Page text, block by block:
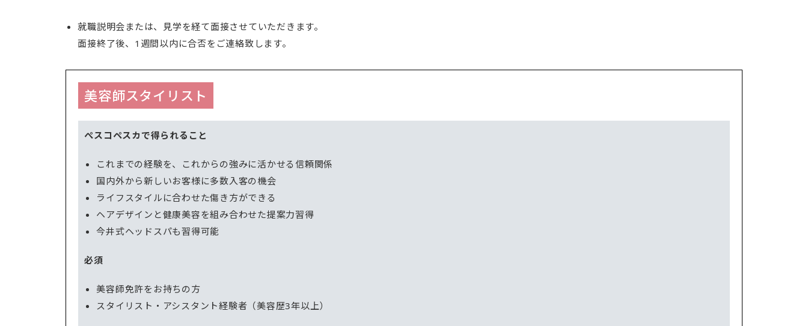
就職説明会または、見学を経て面接させていただきます。
面接終了後、1週間以内に合否をご連絡致します。
美容師スタイリスト
ぺスコペスカで得られること
これまでの経験を、これからの強みに活かせる信頼関係
国内外から新しいお客様に多数入客の機会
ライフスタイルに合わせた傷き方ができる
ヘアデザインと健康美容を組み合わせた提案力習得
今井式ヘッドスパも習得可能
必須
美容師免許をお持ちの方
スタイリスト・アシスタント経験者（美容歴3年以上）